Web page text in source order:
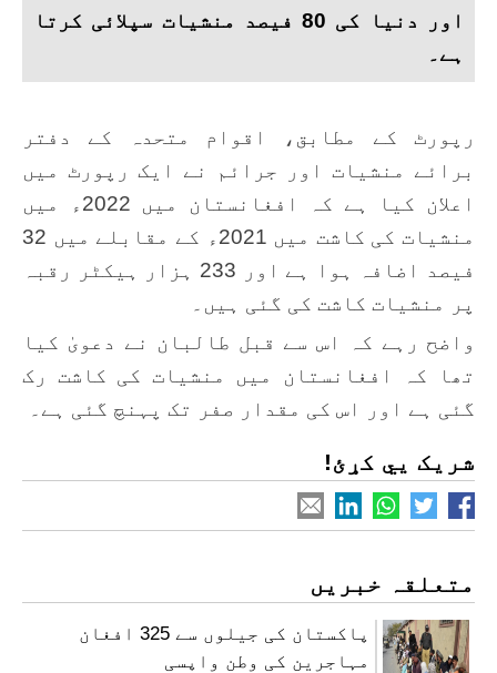
اور دنیا کی 80 فیصد منشیات سپلائی کرتا
ہے۔
رپورٹ کے مطابق، اقوام متحدہ کے دفتر
برائے منشیات اور جرائم نے ایک رپورٹ میں
اعلان کیا ہے کہ افغانستان میں 2022ء میں
منشیات کی کاشت میں 2021ء کے مقابلے میں 32
فیصد اضافہ ہوا ہے اور 233 ہزار ہیکٹر رقبہ
پر منشیات کاشت کی گئی ہیں۔
واضح رہے کہ اس سے قبل طالبان نے دعویٰ کیا
تھا کہ افغانستان میں منشیات کی کاشت رک
گئی ہے اور اس کی مقدار صفر تک پہنچ گئی ہے۔
شریک یي کړئ!
متعلقہ خبریں
پاکستان کی جیلوں سے 325 افغان
مہاجرین کی وطن واپسی